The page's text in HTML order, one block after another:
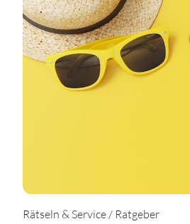
Rätseln & Service / Ratgeber